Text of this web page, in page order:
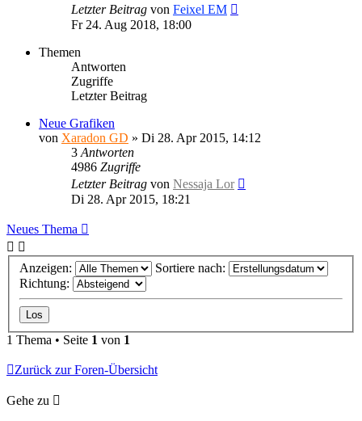
Letzter Beitrag von Feixel EM
Fr 24. Aug 2018, 18:00
Themen
Antworten
Zugriffe
Letzter Beitrag
Neue Grafiken
von Xaradon GD » Di 28. Apr 2015, 14:12
3 Antworten
4986 Zugriffe
Letzter Beitrag von Nessaja Lor
Di 28. Apr 2015, 18:21
Neues Thema
Anzeigen:
Sortiere nach:
Richtung:
1 Thema • Seite 1 von 1
Zurück zur Foren-Übersicht
Gehe zu